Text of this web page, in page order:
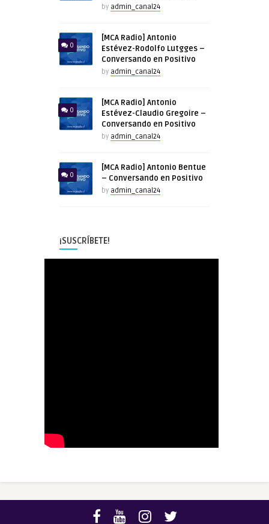
by admin_canal24
0
[MCA Radio] Antonio
Estévez-Rodolfo Lutgges –
Conversando en Positivo
by admin_canal24
0
[MCA Radio] Antonio
Estévez-Claudio Gregoire –
Conversando en Positivo
by admin_canal24
0
[MCA Radio] Antonio Bentue
– Conversando en Positivo
by admin_canal24
¡SUSCRÍBETE!